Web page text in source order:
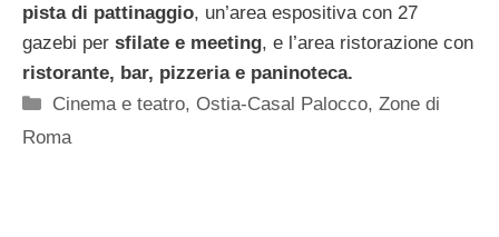
pista di pattinaggio, un’area espositiva con 27
gazebi per sfilate e meeting, e l’area ristorazione con
ristorante, bar, pizzeria e paninoteca.
Categorie
Cinema e teatro,Ostia-Casal Palocco,Zone di
Roma